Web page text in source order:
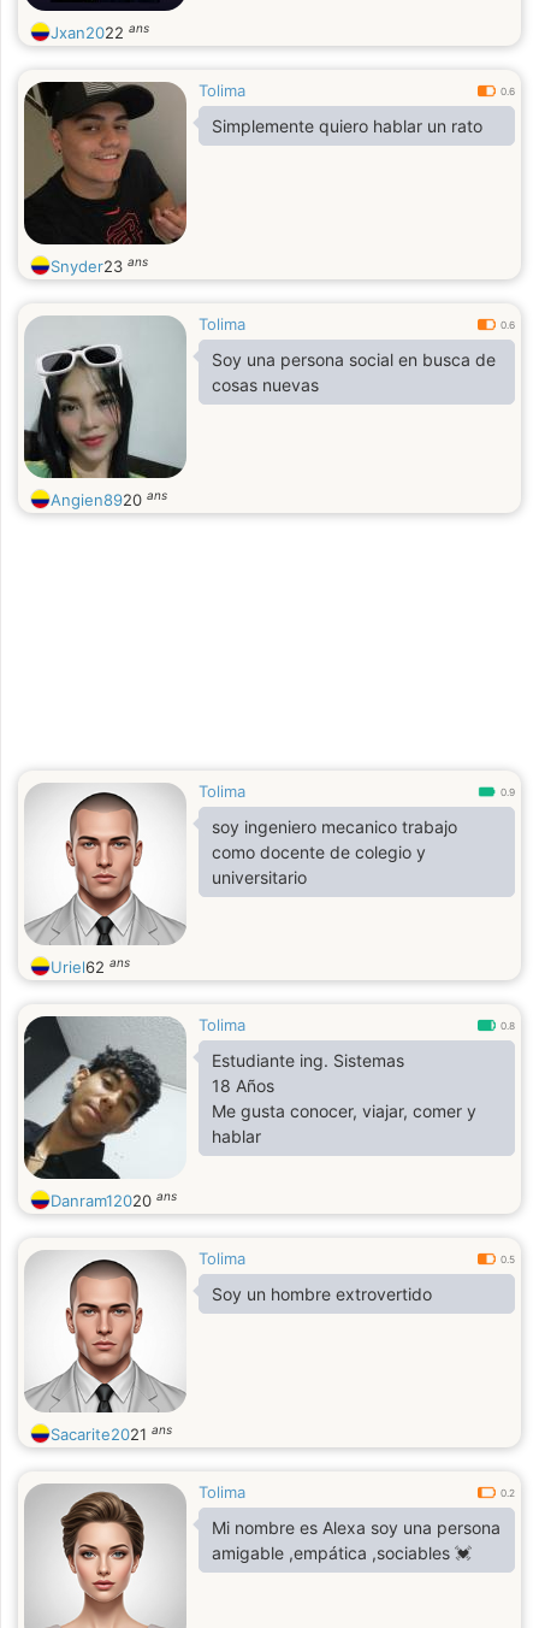
Jxan2022 ans
Tolima 0.6
Simplemente quiero hablar un rato
Snyder23 ans
Tolima 0.6
Soy una persona social en busca de
cosas nuevas
Angien8920 ans
Tolima 0.9
soy ingeniero mecanico trabajo
como docente de colegio y
universitario
Uriel62 ans
Tolima 0.8
Estudiante ing. Sistemas
18 Años
Me gusta conocer, viajar, comer y
hablar
Danram12020 ans
Tolima 0.5
Soy un hombre extrovertido
Sacarite2021 ans
Tolima 0.2
Mi nombre es Alexa soy una persona
amigable ,empática ,sociables 💓